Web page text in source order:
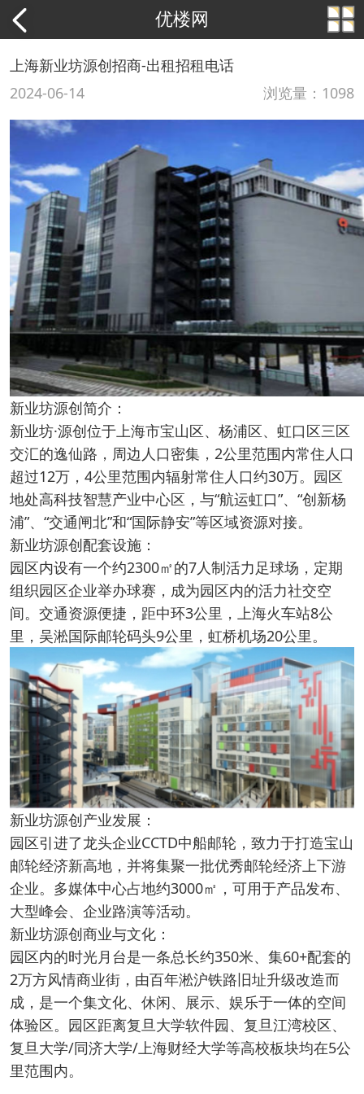
优楼网
上海新业坊源创招商-出租招租电话
2024-06-14
浏览量：1098
新业坊源创简介：
新业坊·源创位于上海市宝山区、杨浦区、虹口区三区
交汇的逸仙路，周边人口密集，2公里范围内常住人口
超过12万，4公里范围内辐射常住人口约30万。园区
地处高科技智慧产业中心区，与“航运虹口”、“创新杨
浦”、“交通闸北”和“国际静安”等区域资源对接。
新业坊源创配套设施：
园区内设有一个约2300㎡的7人制活力足球场，定期
组织园区企业举办球赛，成为园区内的活力社交空
间。交通资源便捷，距中环3公里，上海火车站8公
里，吴淞国际邮轮码头9公里，虹桥机场20公里。
新业坊源创产业发展：
园区引进了龙头企业CCTD中船邮轮，致力于打造宝山
邮轮经济新高地，并将集聚一批优秀邮轮经济上下游
企业。多媒体中心占地约3000㎡，可用于产品发布、
大型峰会、企业路演等活动。
新业坊源创商业与文化：
园区内的时光月台是一条总长约350米、集60+配套的
2万方风情商业街，由百年淞沪铁路旧址升级改造而
成，是一个集文化、休闲、展示、娱乐于一体的空间
体验区。园区距离复旦大学软件园、复旦江湾校区、
复旦大学/同济大学/上海财经大学等高校板块均在5公
里范围内。